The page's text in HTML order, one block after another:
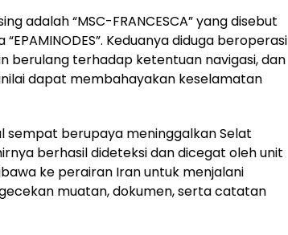
adalah “MSC-FRANCESCA” yang disebut
Keduanya diduga beroperasi
berulang terhadap ketentuan navigasi, dan
dapat membahayakan keselamatan
sempat berupaya meninggalkan Selat
berhasil dideteksi dan dicegat oleh unit
ke perairan Iran untuk menjalani
muatan, dokumen, serta catatan